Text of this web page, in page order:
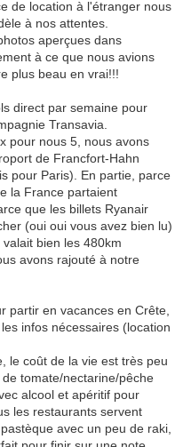
de location à l'étranger nous
à nos attentes.
aperçues dans
à ce que nous avions
plus beau en vrai!!!
direct par semaine pour
Transavia.
pour nous 5, nous avons
de Francfort-Hahn
pour Paris). En partie, parce
la France partaient
que les billets Ryanair
(oui oui vous avez bien lu)
bien les 480km
avons rajouté à notre
partir en vacances en Crête,
infos nécessaires (location
le coût de la vie est très peu
tomate/nectarine/pêche
alcool et apéritif pour
les restaurants servent
avec un peu de raki,